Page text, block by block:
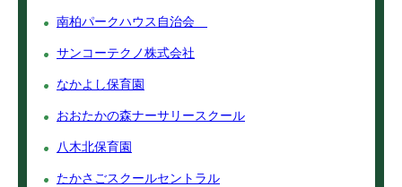
南柏パークハウス自治会
サンコーテクノ株式会社
なかよし保育園
おおたかの森ナーサリースクール
八木北保育園
たかさごスクールセントラル